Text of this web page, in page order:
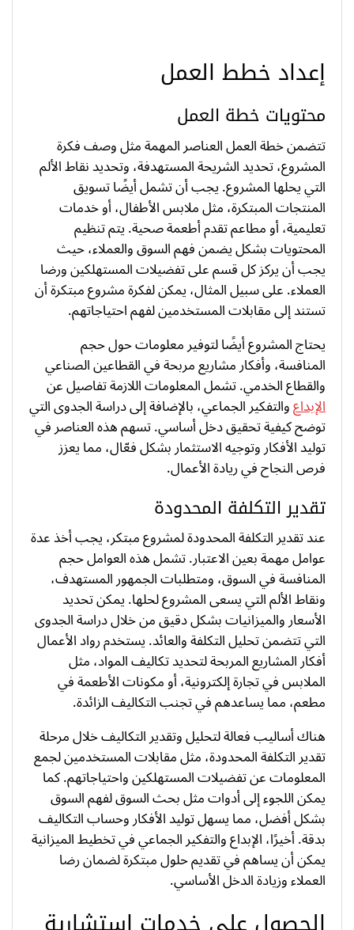
إعداد خطط العمل
محتويات خطة العمل
تتضمن خطة العمل العناصر المهمة مثل وصف فكرة
المشروع، تحديد الشريحة المستهدفة، وتحديد نقاط الألم
التي يحلها المشروع. يجب أن تشمل أيضًا تسويق
المنتجات المبتكرة، مثل ملابس الأطفال، أو خدمات
تعليمية، أو مطاعم تقدم أطعمة صحية. يتم تنظيم
المحتويات بشكل يضمن فهم السوق والعملاء، حيث
يجب أن يركز كل قسم على تفضيلات المستهلكين ورضا
العملاء. على سبيل المثال، يمكن لفكرة مشروع مبتكرة أن
تستند إلى مقابلات المستخدمين لفهم احتياجاتهم.
يحتاج المشروع أيضًا لتوفير معلومات حول حجم
المنافسة، وأفكار مشاريع مربحة في القطاعين الصناعي
والقطاع الخدمي. تشمل المعلومات اللازمة تفاصيل عن
الإبداعوالتفكير الجماعي، بالإضافة إلى دراسة الجدوى التي
توضح كيفية تحقيق دخل أساسي. تسهم هذه العناصر في
توليد الأفكار وتوجيه الاستثمار بشكل فعّال، مما يعزز
فرص النجاح في ريادة الأعمال.
تقدير التكلفة المحدودة
عند تقدير التكلفة المحدودة لمشروع مبتكر، يجب أخذ عدة
عوامل مهمة بعين الاعتبار. تشمل هذه العوامل حجم
المنافسة في السوق، ومتطلبات الجمهور المستهدف،
ونقاط الألم التي يسعى المشروع لحلها. يمكن تحديد
الأسعار والميزانيات بشكل دقيق من خلال دراسة الجدوى
التي تتضمن تحليل التكلفة والعائد. يستخدم رواد الأعمال
أفكار المشاريع المربحة لتحديد تكاليف المواد، مثل
الملابس في تجارة إلكترونية، أو مكونات الأطعمة في
مطعم، مما يساعدهم في تجنب التكاليف الزائدة.
هناك أساليب فعالة لتحليل وتقدير التكاليف خلال مرحلة
تقدير التكلفة المحدودة، مثل مقابلات المستخدمين لجمع
المعلومات عن تفضيلات المستهلكين واحتياجاتهم. كما
يمكن اللجوء إلى أدوات مثل بحث السوق لفهم السوق
بشكل أفضل، مما يسهل توليد الأفكار وحساب التكاليف
بدقة. أخيرًا، الإبداع والتفكير الجماعي في تخطيط الميزانية
يمكن أن يساهم في تقديم حلول مبتكرة لضمان رضا
العملاء وزيادة الدخل الأساسي.